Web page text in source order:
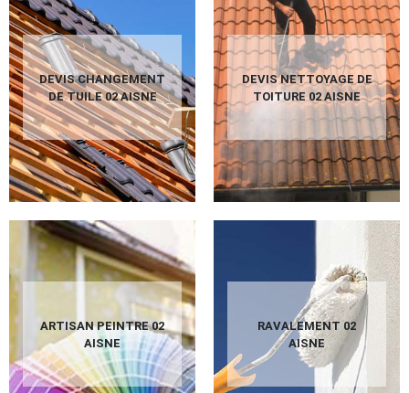
DEVIS CHANGEMENT
DE TUILE 02 AISNE
DEVIS NETTOYAGE DE
TOITURE 02 AISNE
ARTISAN PEINTRE 02
AISNE
RAVALEMENT 02
AISNE